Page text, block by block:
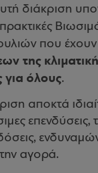
διάκριση
που έχουν
της
για όλους.
αποκτά
αγορά.